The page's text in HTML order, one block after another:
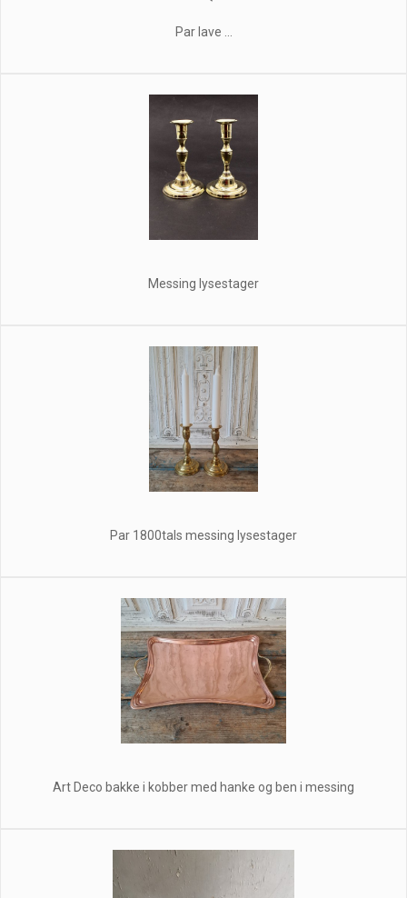
Par lave ...
Messing lysestager
Par 1800tals messing lysestager
Art Deco bakke i kobber med hanke og ben i messing